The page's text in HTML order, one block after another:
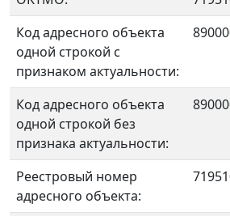
Код адресного объекта
одной строкой с
признаком актуальности:
Код адресного объекта
одной строкой без
признака актуальности:
Реестровый номер
адресного объекта: